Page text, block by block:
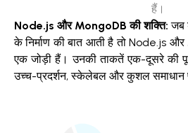
हैं।
Node.js और MongoDB की शक्ति:जब
के निर्माण की बात आती है तो Node.js और
एक जोड़ी हैं। उनकी ताकतें एक-दूसरे की
उच्च-प्रदर्शन, स्केलेबल और कुशल समाधान